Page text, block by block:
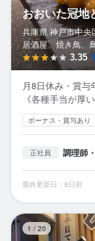
おおいた冠地
兵庫県 神戸市中央
居酒屋、焼き鳥、
3.35
月8日休み・賞
《各種手当が厚
ボーナス・賞与あり
正社員 調理師
最終更新日：8日前
1 / 20